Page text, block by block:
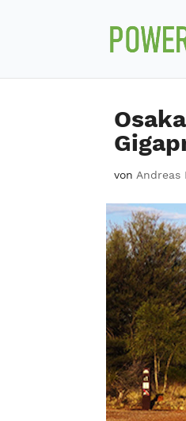
von Andreas